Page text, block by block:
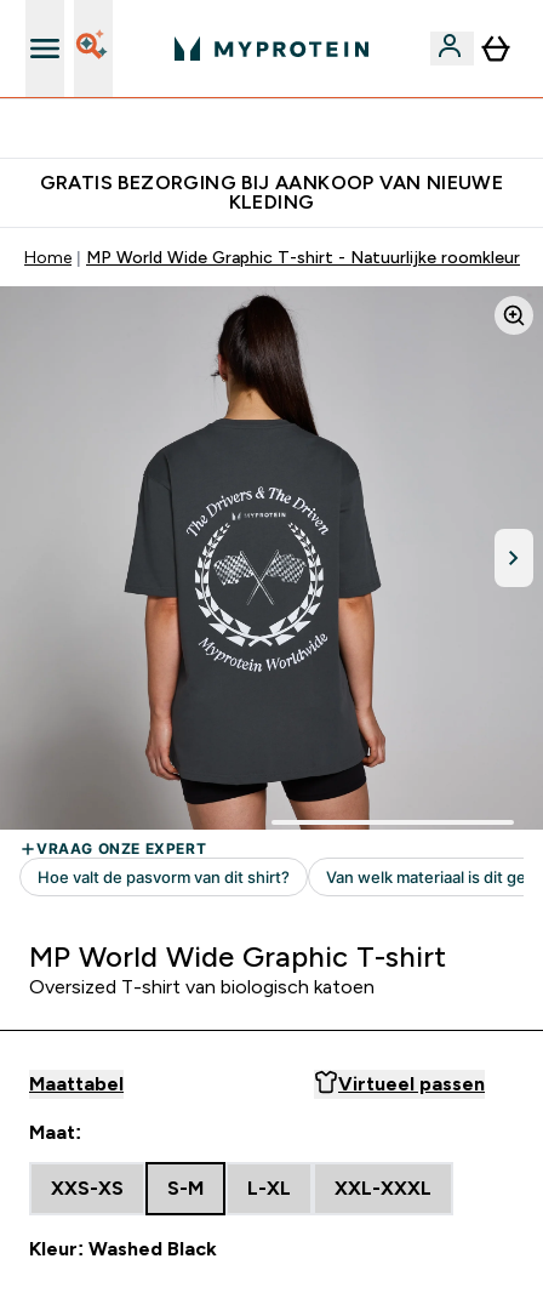
GRATIS BEZORGING BIJ AANKOOP VAN NIEUWE
KLEDING
Home MP World Wide Graphic T-shirt - Natuurlijke roomkleur
MP World Wide Graphic T-shirt
Oversized T-shirt van biologisch katoen
Maattabel Virtueel passen
Maat:
XXS-XS S-M L-XL XXL-XXXL
Kleur: Washed Black